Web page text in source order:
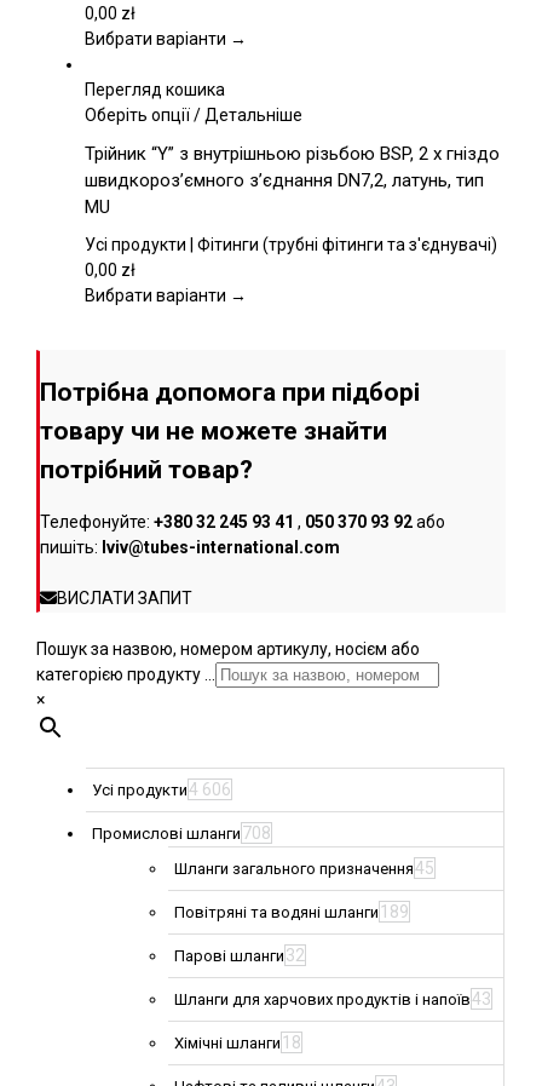
на
товару
0,00 zł
Вибрати варіанти →
Перегляд кошика
Оберіть опціїЦей
має
кілька
Параметри
вибрати
/Детальніше
Трійник “Y” з внутрішньою різьбою BSP, 2 x гніздо
швидкороз’ємного з’єднання DN7,2, латунь, тип
MU
Усі продукти | Фітинги (трубні фітинги та з'єднувачі)
0,00 zł
Вибрати варіанти →
Потрібна допомога при підборі
товару чи не можете знайти
потрібний товар?
Телефонуйте: +380 32 245 93 41 , 050 370 93 92або
пишіть: lviv@tubes-international.com
ВИСЛАТИ ЗАПИТ
Пошук за назвою, номером артикулу, носієм або
категорією продукту ...
×
Усі продукти4 606
Промислові шланги 708
Шланги загального призначення45
Повітряні та водяні шланги 189
Парові шланги 32
Шланги для харчових продуктів і напоїв43
Хімічні шланги 18